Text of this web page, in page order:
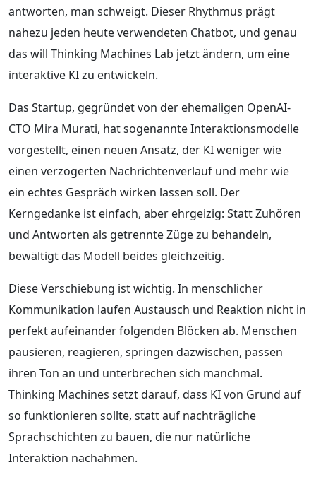
antworten, man schweigt. Dieser Rhythmus prägt
nahezu jeden heute verwendeten Chatbot, und genau
das will Thinking Machines Lab jetzt ändern, um eine
interaktive KI zu entwickeln.
Das Startup, gegründet von der ehemaligen OpenAI-
CTO Mira Murati, hat sogenannte Interaktionsmodelle
vorgestellt, einen neuen Ansatz, der KI weniger wie
einen verzögerten Nachrichtenverlauf und mehr wie
ein echtes Gespräch wirken lassen soll. Der
Kerngedanke ist einfach, aber ehrgeizig: Statt Zuhören
und Antworten als getrennte Züge zu behandeln,
bewältigt das Modell beides gleichzeitig.
Diese Verschiebung ist wichtig. In menschlicher
Kommunikation laufen Austausch und Reaktion nicht in
perfekt aufeinander folgenden Blöcken ab. Menschen
pausieren, reagieren, springen dazwischen, passen
ihren Ton an und unterbrechen sich manchmal.
Thinking Machines setzt darauf, dass KI von Grund auf
so funktionieren sollte, statt auf nachträgliche
Sprachschichten zu bauen, die nur natürliche
Interaktion nachahmen.